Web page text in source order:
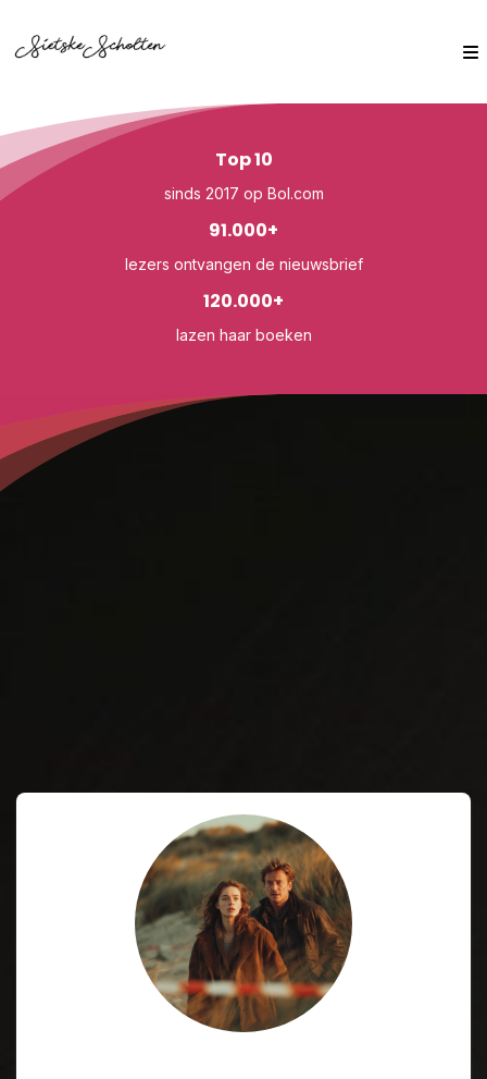
Top 10
sinds 2017 op Bol.com
91.000+
lezers ontvangen de nieuwsbrief
120.000+
lazen haar boeken